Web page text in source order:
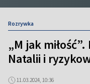
Rozrywka
„M jak
Natalii i
11.03.2024, 10:36